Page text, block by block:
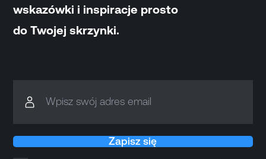
wskazówki i inspiracje prosto
do Twojej skrzynki.
Wpisz swój adres email
Zapisz się